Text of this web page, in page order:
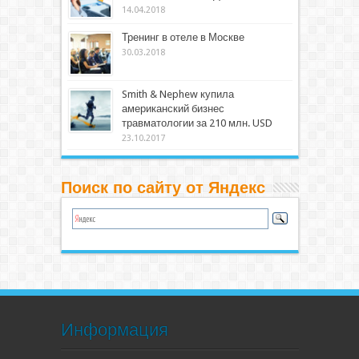
14.04.2018
Тренинг в отеле в Москве
30.03.2018
Smith & Nephew купила
американский бизнес
травматологии за 210 млн. USD
23.10.2017
Поиск по сайту от Яндекс
Информация